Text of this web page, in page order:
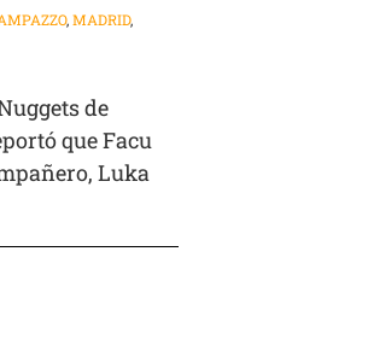
,MADRID,
de
que Facu
Luka